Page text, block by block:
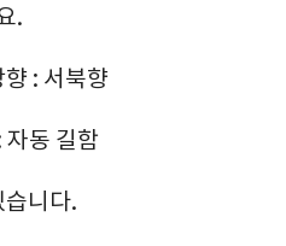
.
: 서북향
자동 길함
습니다.